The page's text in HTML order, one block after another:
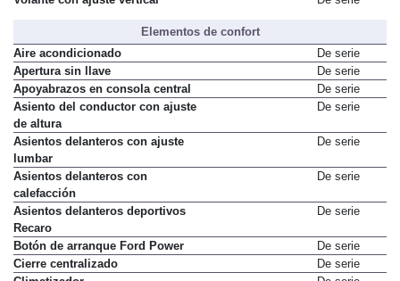
Elementos de confort
Aire acondicionado
De serie
Apertura sin llave
De serie
Apoyabrazos en consola central
De serie
Asiento del conductor con ajuste
de altura
Asientos delanteros con ajuste
lumbar
Asientos delanteros con
calefacción
Asientos delanteros deportivos
Recaro
Botón de arranque Ford Power
De serie
Cierre centralizado
De serie